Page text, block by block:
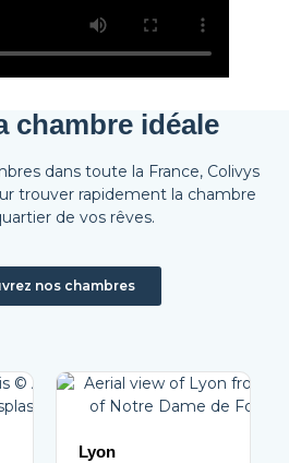
chambre idéale
dans toute la France, Colivys
trouver rapidement la chambre
de vos rêves.
nos chambres
Lyon